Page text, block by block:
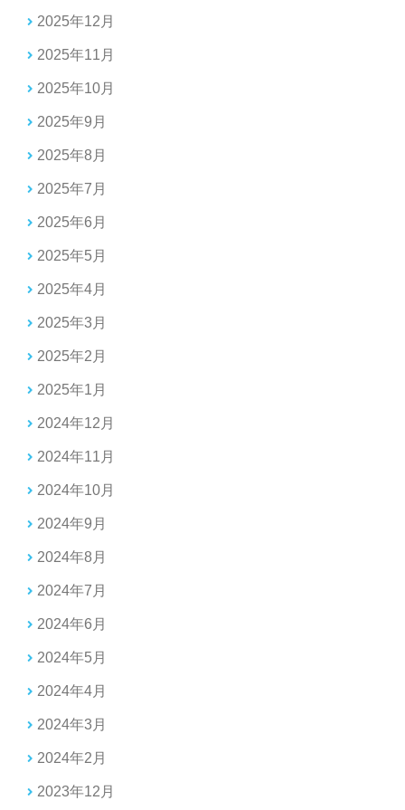
2025年12月
2025年11月
2025年10月
2025年9月
2025年8月
2025年7月
2025年6月
2025年5月
2025年4月
2025年3月
2025年2月
2025年1月
2024年12月
2024年11月
2024年10月
2024年9月
2024年8月
2024年7月
2024年6月
2024年5月
2024年4月
2024年3月
2024年2月
2023年12月